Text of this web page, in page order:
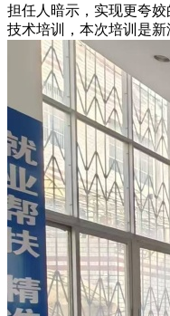
担任人暗示，实现更夸
技术培训，本次培训是